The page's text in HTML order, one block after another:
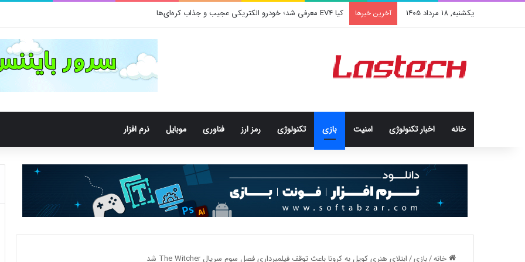
یکشنبه, 18 مرداد 1405 آخرین خبرها کیا EV4 معرفی شد؛ خودرو الکتریکی عجیب و جذاب کره‌ای‌ها
خانه اخبار تکنولوژی امنيت بازی تکنولوژی رمز ارز فناوری موبایل نرم افزار
خانه/بازی/ابتلای هنری کویل به کرونا باعث توقف فیلمبرداری فصل سوم سریال The Witcher شد